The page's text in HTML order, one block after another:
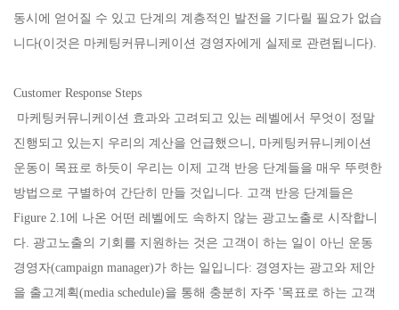
동시에 얻어질 수 있고 단계의 계층적인 발전을 기다릴 필요가 없습
니다(이것은 마케팅커뮤니케이션 경영자에게 실제로 관련됩니다).
Customer Response Steps
마케팅커뮤니케이션 효과와 고려되고 있는 레벨에서 무엇이 정말
진행되고 있는지 우리의 계산을 언급했으니, 마케팅커뮤니케이션
운동이 목표로 하듯이 우리는 이제 고객 반응 단계들을 매우 뚜렷한
방법으로 구별하여 간단히 만들 것입니다. 고객 반응 단계들은
Figure 2.1에 나온 어떤 레벨에도 속하지 않는 광고노출로 시작합니
다. 광고노출의 기회를 지원하는 것은 고객이 하는 일이 아닌 운동
경영자(campaign manager)가 하는 일입니다: 경영자는 광고와 제안
을 출고계획(media schedule)을 통해 충분히 자주 '목표로 하는 고객